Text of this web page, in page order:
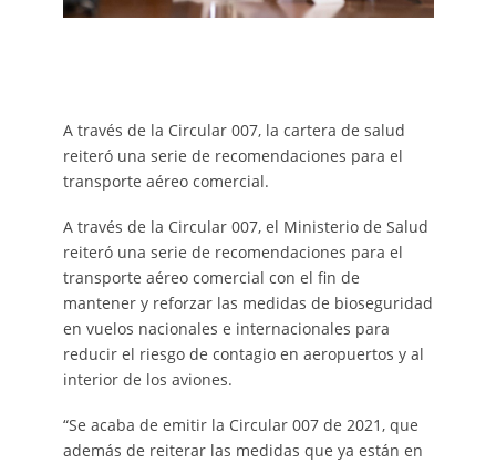
A través de la Circular 007, la cartera de salud
reiteró una serie de recomendaciones para el
transporte aéreo comercial.
A través de la Circular 007, el Ministerio de Salud
reiteró una serie de recomendaciones para el
transporte aéreo comercial con el fin de
mantener y reforzar las medidas de bioseguridad
en vuelos nacionales e internacionales para
reducir el riesgo de contagio en aeropuertos y al
interior de los aviones.
“Se acaba de emitir la Circular 007 de 2021, que
además de reiterar las medidas que ya están en